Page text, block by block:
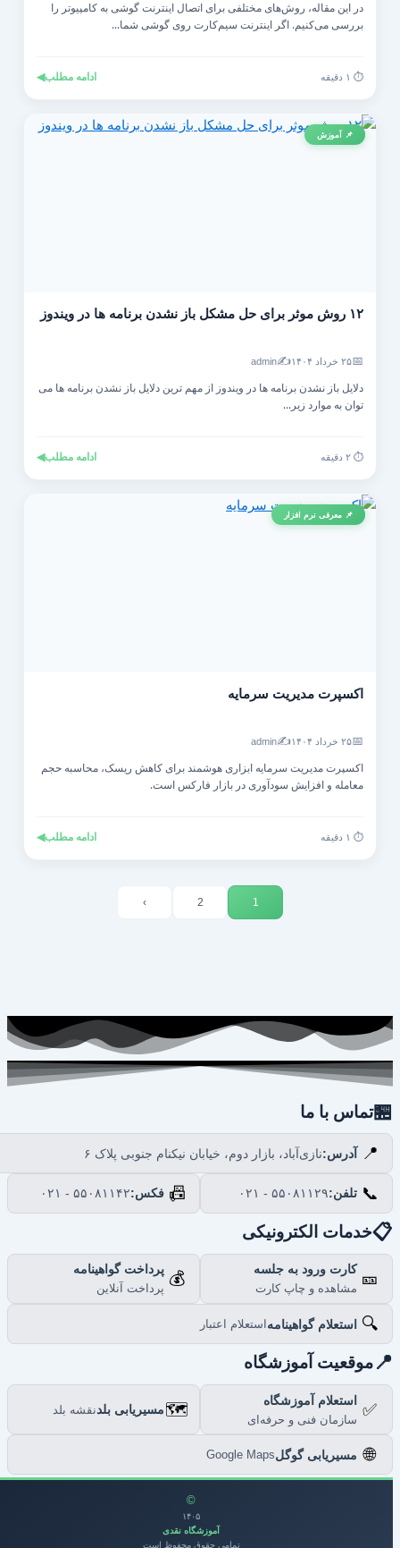
در این مقاله، روش‌های مختلفی برای اتصال اینترنت گوشی به کامپیوتر را
بررسی می‌کنیم. اگر اینترنت سیم‌کارت روی گوشی شما...
ادامه مطلب◀
📌 آموزش
۱۲ روش موثر برای حل مشکل باز نشدن برنامه ها در ویندوز
۲۵ خرداد ۱۴۰۴ ✍️
admin
دلایل باز نشدن برنامه ها در ویندوز از مهم ترین دلایل باز نشدن برنامه ها می
توان به موارد زیر...
ادامه مطلب◀
📌 معرفی نرم افزار
اکسپرت مدیریت سرمایه
۲۵ خرداد ۱۴۰۴ ✍️
admin
اکسپرت مدیریت سرمایه ابزاری هوشمند برای کاهش ریسک، محاسبه حجم
معامله و افزایش سودآوری در بازار فارکس است.
ادامه مطلب◀
تماس با ما
📍 آدرس:نازی‌آباد، بازار دوم، خیابان نیکنام جنوبی پلاک ۶
📞 تلفن:۰۲۱ - ۵۵۰۸۱۱۲۹ 📠 فکس:۰۲۱ - ۵۵۰۸۱۱۴۲
خدمات الکترونیکی
🎫 کارت ورود به جلسه
مشاهده و چاپ کارت
💰 پرداخت گواهینامه
پرداخت آنلاین
🔍 استعلام گواهینامهاستعلام اعتبار
موقعیت آموزشگاه
✅ استعلام آموزشگاه
سازمان فنی و حرفه‌ای
🗺️مسیریابی بلدنقشه بلد
مسیریابی گوگلGoogle Maps
۱۴۰۵
آموزشگاه نقدی
تمامی حقوق محفوظ است